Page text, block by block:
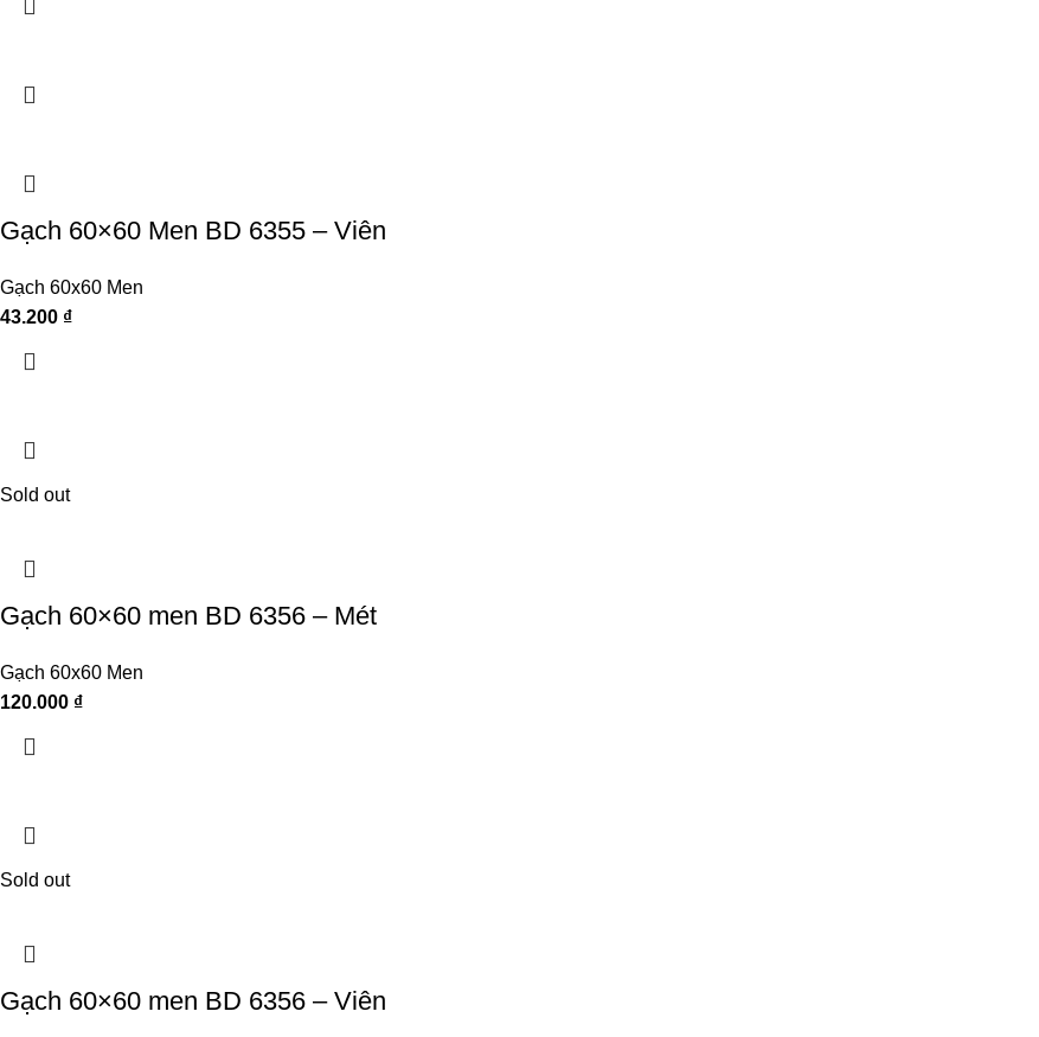
Gạch 60×60 Men BD 6355 – Viên
Gạch 60x60 Men
43.200 ₫
Sold out
Gạch 60×60 men BD 6356 – Mét
Gạch 60x60 Men
120.000 ₫
Sold out
Gạch 60×60 men BD 6356 – Viên